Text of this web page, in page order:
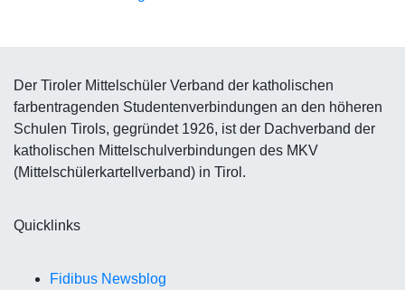
Der Tiroler Mittelschüler Verband der katholischen
farbentragenden Studentenverbindungen an den höheren
Schulen Tirols, gegründet 1926, ist der Dachverband der
katholischen Mittelschulverbindungen des MKV
(Mittelschülerkartellverband) in Tirol.
Quicklinks
Fidibus Newsblog